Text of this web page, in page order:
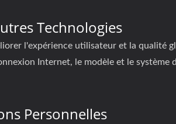
Technologies
l'expérience utilisateur et la qualité
Internet, le modèle et le
Personnelles